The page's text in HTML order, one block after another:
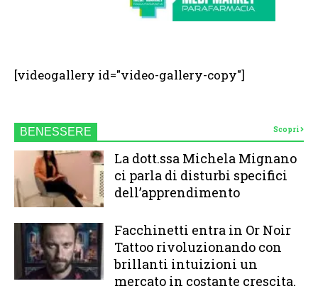
[videogallery id="video-gallery-copy"]
BENESSERE Scopri
La dott.ssa Michela Mignano
ci parla di disturbi specifici
dell’apprendimento
Facchinetti entra in Or Noir
Tattoo rivoluzionando con
brillanti intuizioni un
mercato in costante crescita.